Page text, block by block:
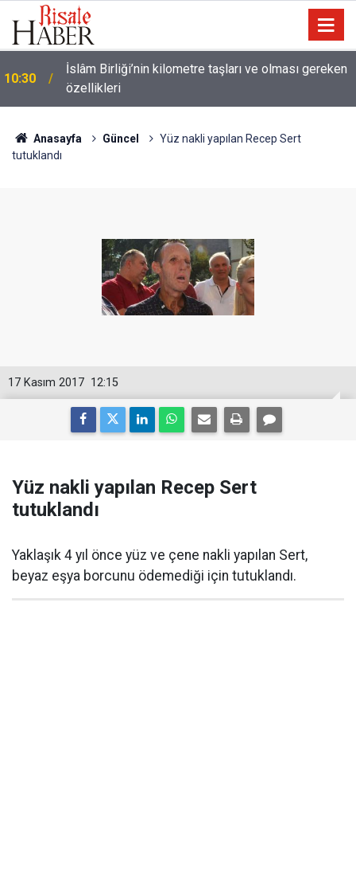
09:47
Ünlü futbolcu Dembele: Eşimin yüzünü
göstermemesi dini bir mesele!
Anasayfa Güncel
Yüz nakli yapılan Recep Sert
tutuklandı
12:15
17 Kasım 2017
Yüz nakli yapılan Recep Sert
tutuklandı
Yaklaşık 4 yıl önce yüz ve çene nakli yapılan Sert,
beyaz eşya borcunu ödemediği için tutuklandı.